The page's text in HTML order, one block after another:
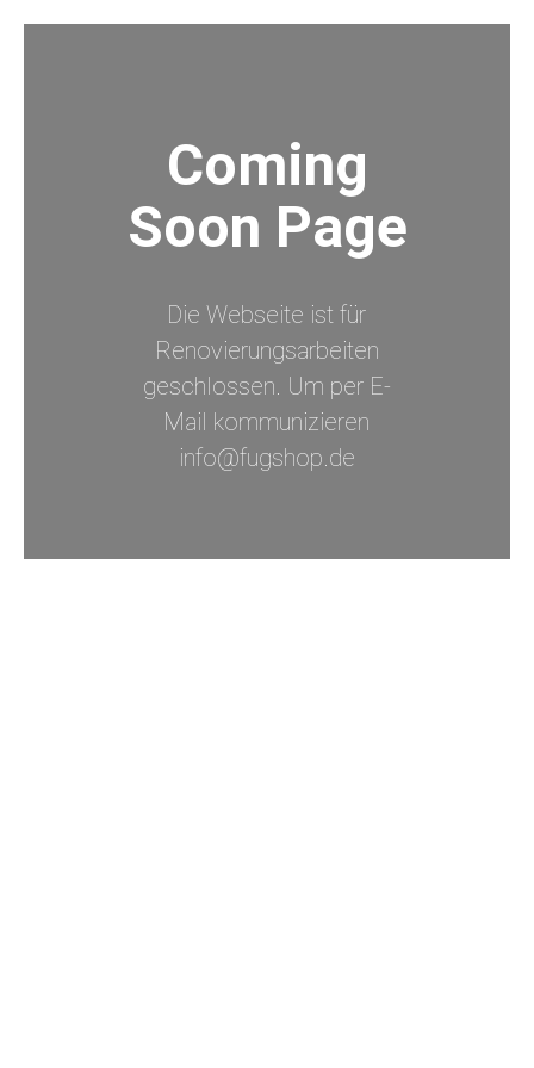
Coming
Soon Page
Die Webseite ist für
Renovierungsarbeiten
geschlossen. Um per E-
Mail kommunizieren
info@fugshop.de